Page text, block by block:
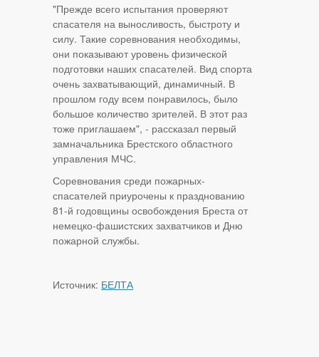
"Прежде всего испытания проверяют
спасателя на выносливость, быстроту и
силу. Такие соревнования необходимы,
они показывают уровень физической
подготовки наших спасателей. Вид спорта
очень захватывающий, динамичный. В
прошлом году всем понравилось, было
большое количество зрителей. В этот раз
тоже приглашаем", - рассказал первый
замначальника Брестского областного
управления МЧС.
Соревнования среди пожарных-
спасателей приурочены к празднованию
81-й годовщины освобождения Бреста от
немецко-фашистских захватчиков и Дню
пожарной службы.
Источник: БЕЛТА